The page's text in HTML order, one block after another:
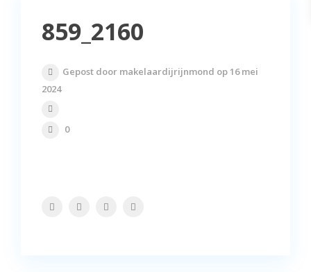
859_2160
Gepost door makelaardijrijnmond op 16 mei
2024
0